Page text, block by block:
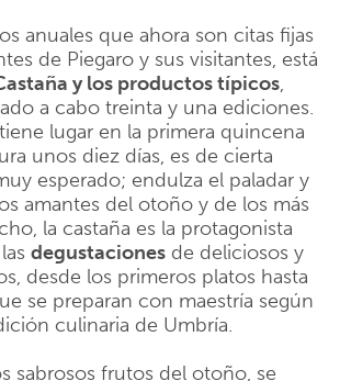
anuales que ahora son citas fijas
de Piegaro y sus visitantes, está
y los productos típicos,
a cabo treinta y una ediciones.
lugar en la primera quincena
unos diez días, es de cierta
esperado; endulza el paladar y
amantes del otoño y de los más
la castaña es la protagonista
degustaciones de deliciosos y
desde los primeros platos hasta
se preparan con maestría según
culinaria de Umbría.
sabrosos frutos del otoño, se